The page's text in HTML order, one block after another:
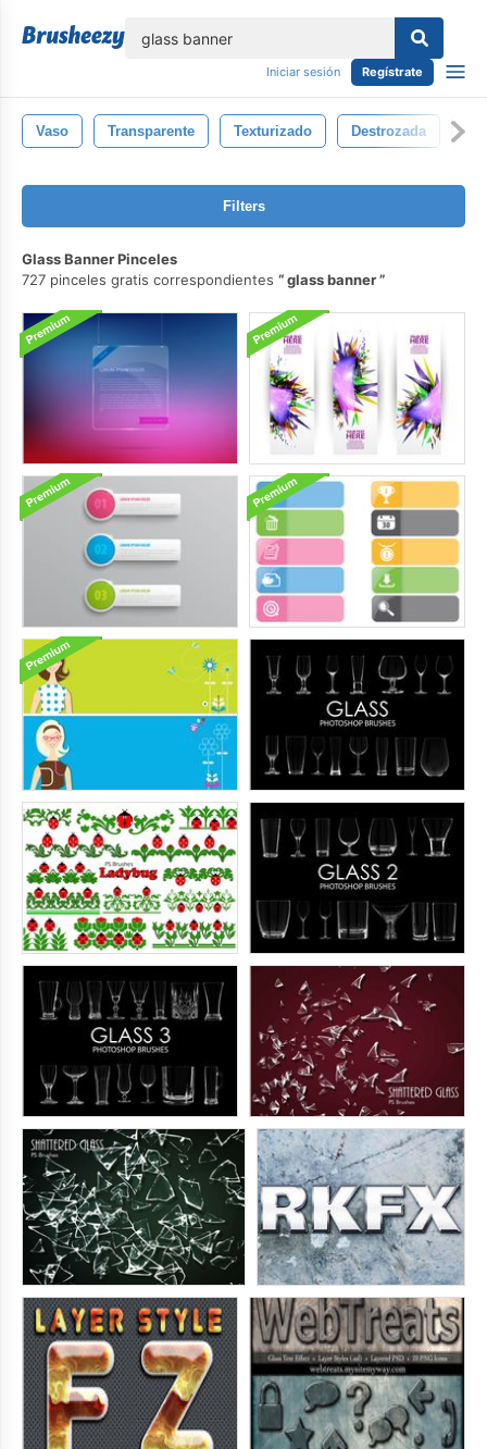
Iniciar sesión Regístrate
Vaso Transparente Texturizado Destrozada
Filters
Glass Banner Pinceles
727 pinceles gratis correspondientes
glass banner